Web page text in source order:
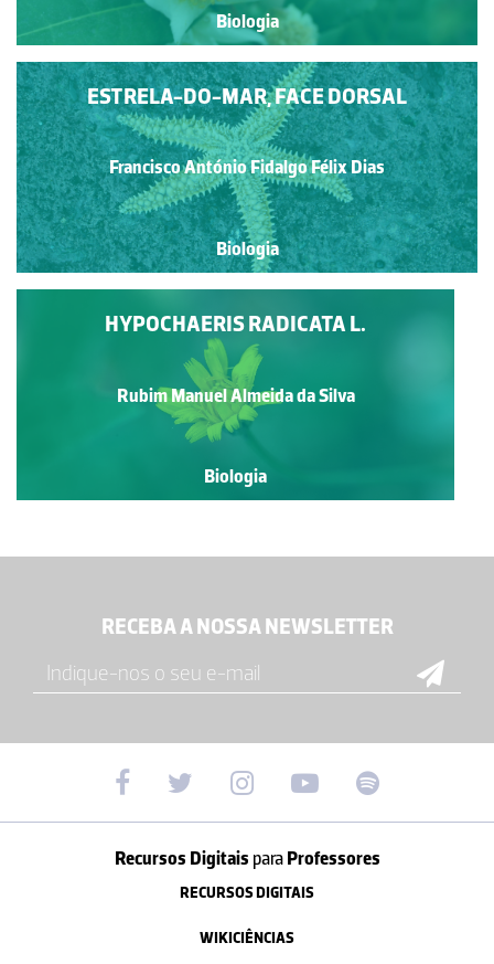
Biologia
ESTRELA-DO-MAR, FACE DORSAL
Francisco António Fidalgo Félix Dias
Biologia
HYPOCHAERIS RADICATA L.
Rubim Manuel Almeida da Silva
Biologia
RECEBA A NOSSA NEWSLETTER
Recursos Digitais paraProfessores
RECURSOS DIGITAIS
WIKICIÊNCIAS